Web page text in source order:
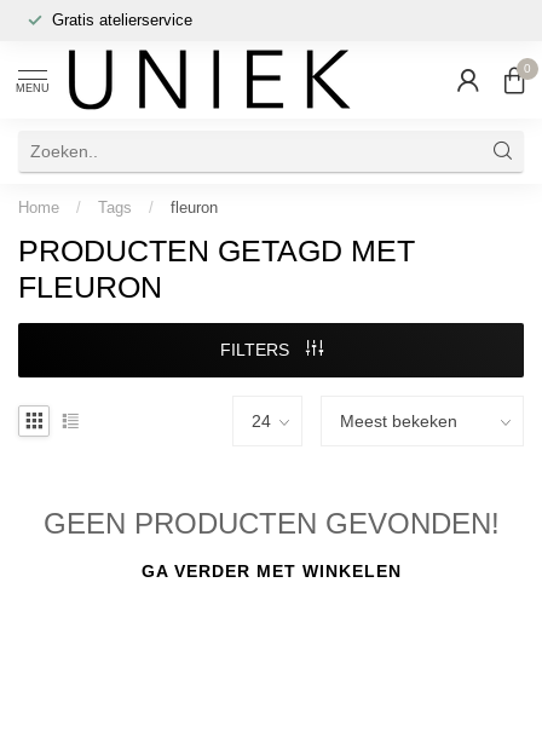
Gratis atelierservice
MENU
0
Home / Tags / fleuron
PRODUCTEN GETAGD MET
FLEURON
FILTERS
GEEN PRODUCTEN GEVONDEN!
GA VERDER MET WINKELEN